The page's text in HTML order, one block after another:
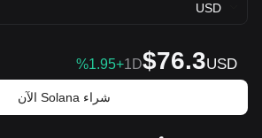
USD
$76.3USD
%1.95+1D
شراء Solana الآن